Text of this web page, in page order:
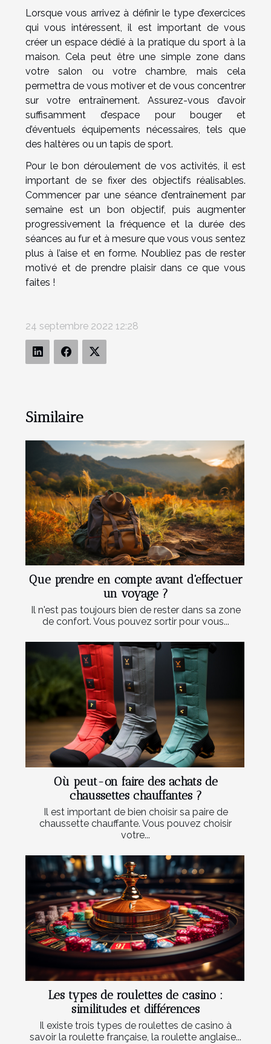
Lorsque vous arrivez à définir le type d’exercices
qui vous intéressent, il est important de vous
créer un espace dédié à la pratique du sport à la
maison. Cela peut être une simple zone dans
votre salon ou votre chambre, mais cela
permettra de vous motiver et de vous concentrer
sur votre entraînement. Assurez-vous d’avoir
suffisamment d’espace pour bouger et
d’éventuels équipements nécessaires, tels que
des haltères ou un tapis de sport.
Pour le bon déroulement de vos activités, il est
important de se fixer des objectifs réalisables.
Commencer par une séance d’entraînement par
semaine est un bon objectif, puis augmenter
progressivement la fréquence et la durée des
séances au fur et à mesure que vous vous sentez
plus à l’aise et en forme. N’oubliez pas de rester
motivé et de prendre plaisir dans ce que vous
faites !
24 septembre 2022 12:28
Similaire
Que prendre en compte avant d'effectuer
un voyage ?
Il n'est pas toujours bien de rester dans sa zone
de confort. Vous pouvez sortir pour vous...
Où peut-on faire des achats de
chaussettes chauffantes ?
Il est important de bien choisir sa paire de
chaussette chauffante. Vous pouvez choisir
votre...
Les types de roulettes de casino :
similitudes et différences
Il existe trois types de roulettes de casino à
savoir la roulette française, la roulette anglaise...